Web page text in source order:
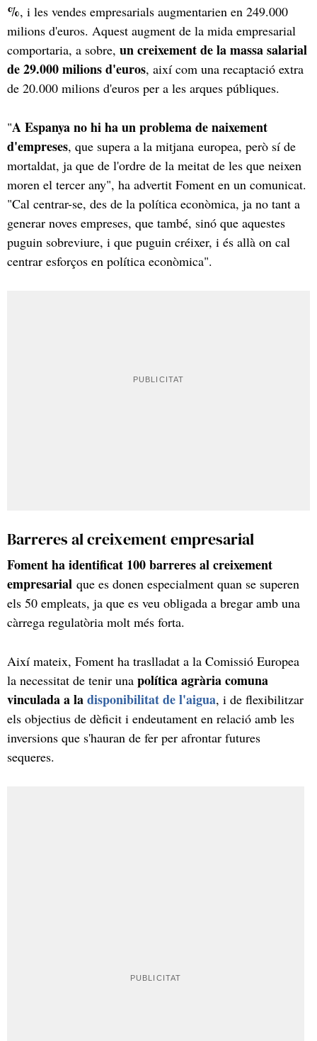
%, i les vendes empresarials augmentarien en 249.000
milions d'euros. Aquest augment de la mida empresarial
comportaria, a sobre, un creixement de la massa salarial
de 29.000 milions d'euros, així com una recaptació extra
de 20.000 milions d'euros per a les arques públiques.
"A Espanya no hi ha un problema de naixement
d'empreses, que supera a la mitjana europea, però sí de
mortaldat, ja que de l'ordre de la meitat de les que neixen
moren el tercer any", ha advertit Foment en un comunicat.
"Cal centrar-se, des de la política econòmica, ja no tant a
generar noves empreses, que també, sinó que aquestes
puguin sobreviure, i que puguin créixer, i és allà on cal
centrar esforços en política econòmica".
Barreres al creixement empresarial
Foment ha identificat 100 barreres al creixement
empresarial que es donen especialment quan se superen
els 50 empleats, ja que es veu obligada a bregar amb una
càrrega regulatòria molt més forta.
Així mateix, Foment ha traslladat a la Comissió Europea
la necessitat de tenir una política agrària comuna
vinculada a ladisponibilitat de l'aigua, i de flexibilitzar
els objectius de dèficit i endeutament en relació amb les
inversions que s'hauran de fer per afrontar futures
sequeres.